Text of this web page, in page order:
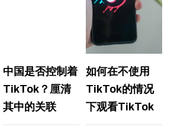
中国是否控制着
TikTok？厘清
其中的关联
如何在不使用
TikTok的情况
下观看TikTok